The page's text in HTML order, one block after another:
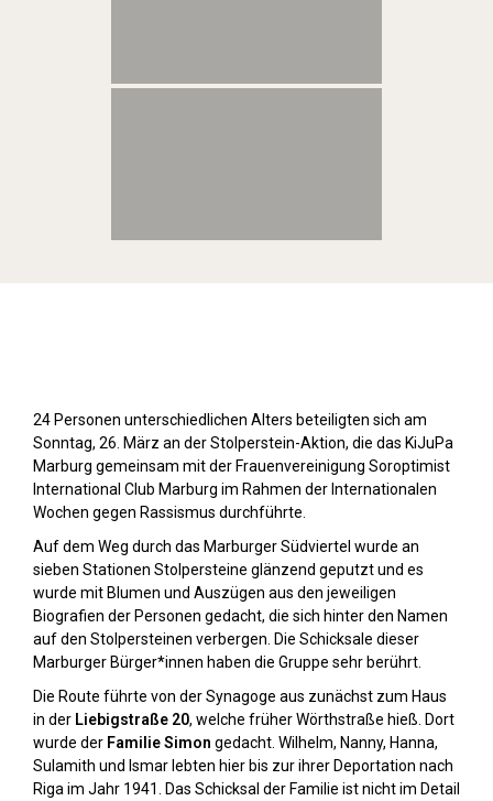
24 Personen unterschiedlichen Alters beteiligten sich am
Sonntag, 26. März an der Stolperstein-Aktion, die das KiJuPa
Marburg gemeinsam mit der Frauenvereinigung Soroptimist
International Club Marburg im Rahmen der Internationalen
Wochen gegen Rassismus durchführte.
Auf dem Weg durch das Marburger Südviertel wurde an
sieben Stationen Stolpersteine glänzend geputzt und es
wurde mit Blumen und Auszügen aus den jeweiligen
Biografien der Personen gedacht, die sich hinter den Namen
auf den Stolpersteinen verbergen. Die Schicksale dieser
Marburger Bürger*innen haben die Gruppe sehr berührt.
Die Route führte von der Synagoge aus zunächst zum Haus
in der Liebigstraße 20, welche früher Wörthstraße hieß. Dort
wurde der Familie Simon gedacht. Wilhelm, Nanny, Hanna,
Sulamith und Ismar lebten hier bis zur ihrer Deportation nach
Riga im Jahr 1941. Das Schicksal der Familie ist nicht im Detail